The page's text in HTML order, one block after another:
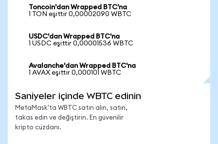
Toncoin'dan Wrapped BTC'na
1 TON eşittir 0,00002090 WBTC
USDC'dan Wrapped BTC'na
1 USDC eşittir 0,00001536 WBTC
Avalanche'dan Wrapped BTC'na
1 AVAX eşittir 0,000101 WBTC
Saniyeler içinde WBTC edinin
MetaMask'ta WBTC satın alın, satın,
takas edin ve değiştirin. En güvenilir
kripto cüzdanı.